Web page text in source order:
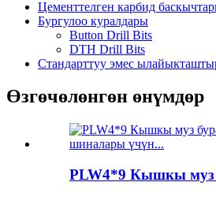
Цементтелген карбид
Бургулоо куралдары
Button Drill Bits
DTH Drill Bits
Стандарттуу эмес
Өзгөчөлөнгөн өнүмдөр
PLW4*9 Кышкы муз